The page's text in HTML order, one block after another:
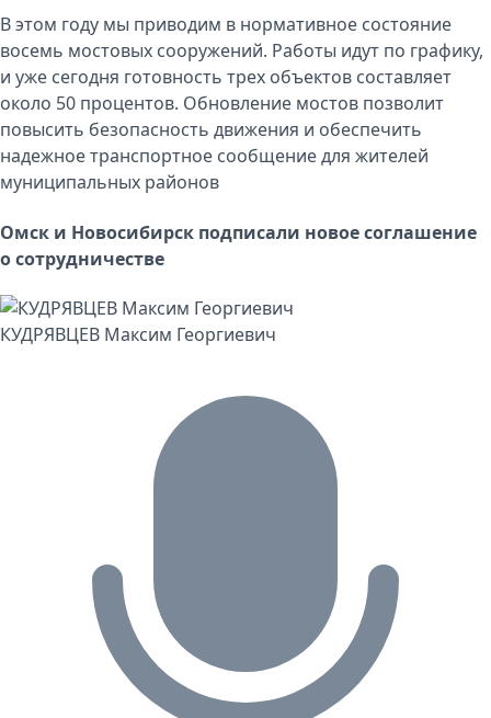
В этом году мы приводим в нормативное состояние
восемь мостовых сооружений. Работы идут по графику,
и уже сегодня готовность трех объектов составляет
около 50 процентов. Обновление мостов позволит
повысить безопасность движения и обеспечить
надежное транспортное сообщение для жителей
муниципальных районов
Омск и Новосибирск подписали новое соглашение
о сотрудничестве
КУДРЯВЦЕВ Максим Георгиевич